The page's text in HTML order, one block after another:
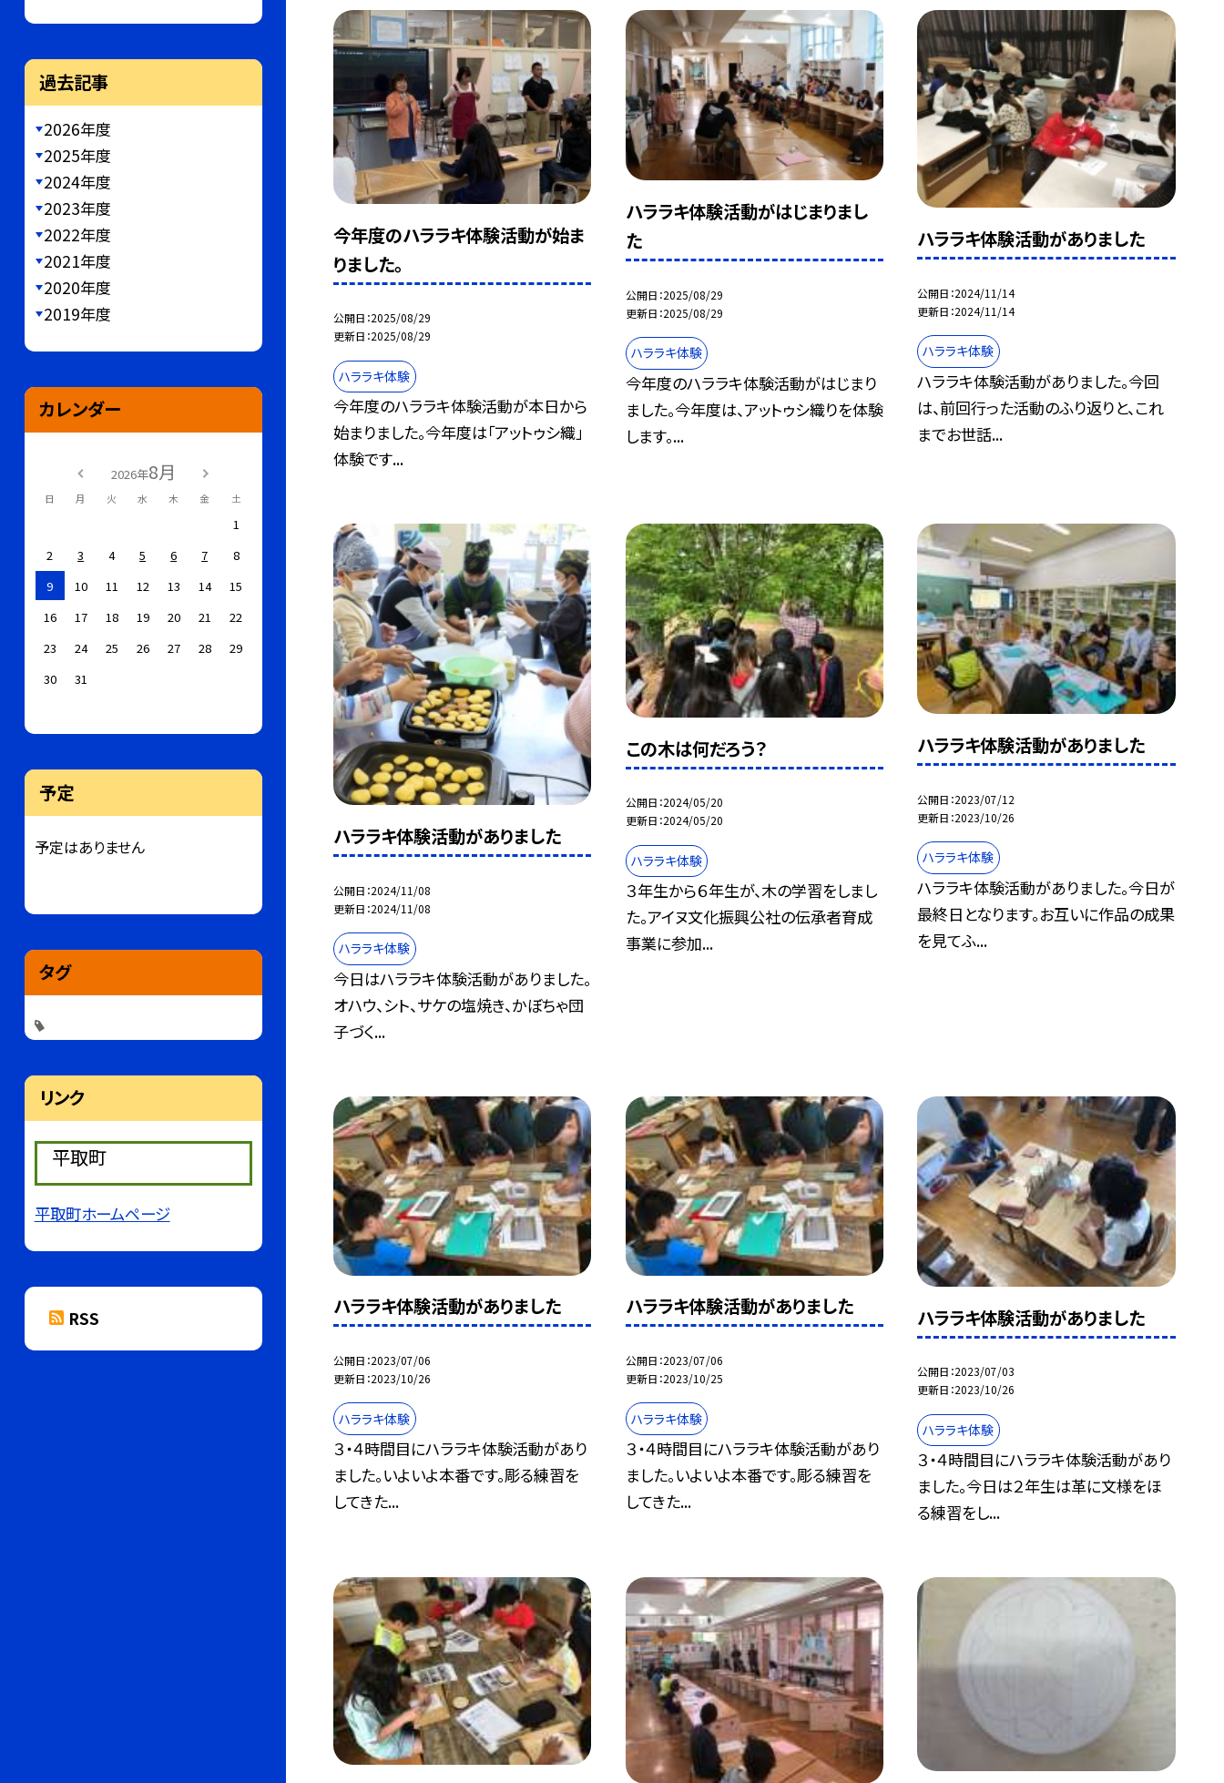
今年度のハララキ体験活動が始ま
りました。
公開日 2025/08/29
更新日 2025/08/29
ハララキ体験
今年度のハララキ体験活動が本日から
始まりました。今年度は「アットゥシ織」
体験です...
ハララキ体験活動がはじまりまし
た
公開日 2025/08/29
更新日 2025/08/29
ハララキ体験
今年度のハララキ体験活動がはじまり
ました。今年度は、アットゥシ織りを体験
します。...
ハララキ体験活動がありました
公開日 2024/11/14
更新日 2024/11/14
ハララキ体験
ハララキ体験活動がありました。今回
は、前回行った活動のふり返りと、これ
までお世話...
ハララキ体験活動がありました
公開日 2024/11/08
更新日 2024/11/08
ハララキ体験
今日はハララキ体験活動がありました。
オハウ、シト、サケの塩焼き、かぼちゃ団
子づく...
この木は何だろう？
公開日 2024/05/20
更新日 2024/05/20
ハララキ体験
３年生から６年生が、木の学習をしまし
た。アイヌ文化振興公社の伝承者育成
事業に参加...
ハララキ体験活動がありました
公開日 2023/07/12
更新日 2023/10/26
ハララキ体験
ハララキ体験活動がありました。今日が
最終日となります。お互いに作品の成果
を見てふ...
ハララキ体験活動がありました
公開日 2023/07/06
更新日 2023/10/26
ハララキ体験
３・４時間目にハララキ体験活動があり
ました。いよいよ本番です。彫る練習を
してきた...
ハララキ体験活動がありました
公開日 2023/07/06
更新日 2023/10/25
ハララキ体験
３・４時間目にハララキ体験活動があり
ました。いよいよ本番です。彫る練習を
してきた...
ハララキ体験活動がありました
公開日 2023/07/03
更新日 2023/10/26
ハララキ体験
３・４時間目にハララキ体験活動があり
ました。今日は２年生は革に文様をほ
る練習をし...
過去記事
2026年度
2025年度
2024年度
2023年度
2022年度
2021年度
2020年度
2019年度
カレンダー
2026年8月
日 月 火 水 木 金 土
1
2
3 4 5 6 7
8
9
10 11 12 13 14
15
16
17 18 19 20 21
22
23
24 25 26 27 28
29
30
31
予定
予定はありません
タグ
リンク
平取町
平取町ホームページ
RSS